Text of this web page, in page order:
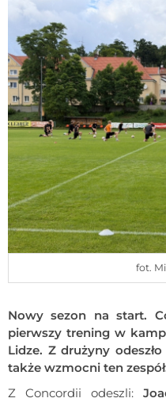
fot.
Nowy sezon na start.
pierwszy trening w
Lidze. Z drużyny
także wzmocni ten
Z Concordii odeszli: